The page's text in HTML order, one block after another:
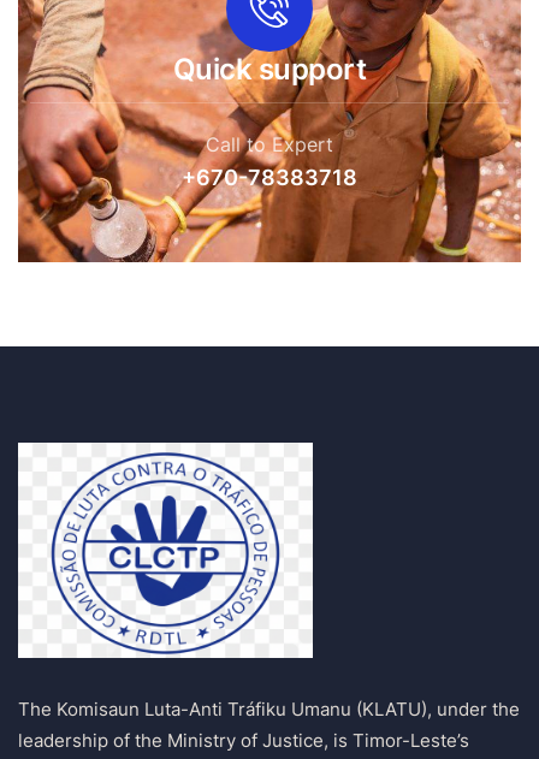
Quick support
Call to Expert
+670-78383718
The Komisaun Luta-Anti Tráfiku Umanu (KLATU), under the
leadership of the Ministry of Justice, is Timor-Leste’s